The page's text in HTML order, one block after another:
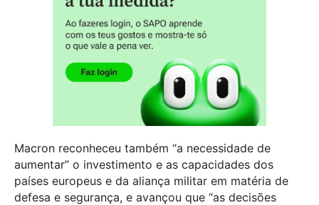
Macron reconheceu também “a necessidade de
aumentar” o investimento e as capacidades dos
países europeus e da aliança militar em matéria de
defesa e segurança, e avançou que “as decisões